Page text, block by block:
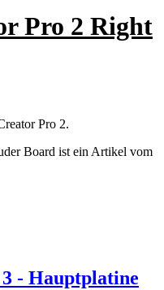
Pro 2 Right
Pro 2.
Board ist ein Artikel vom
- Hauptplatine